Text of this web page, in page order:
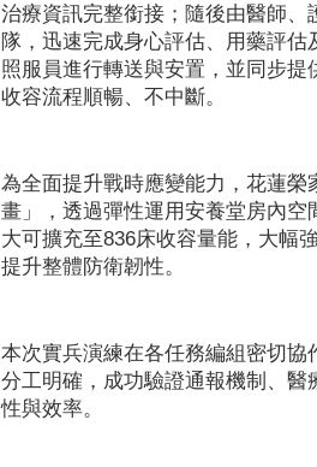
治療資訊完整銜接；隨後由醫師
隊，迅速完成身心評估、用藥評
照服員進行轉送與安置，並同步
收容流程順暢、不中斷。
為全面提升戰時應變能力，花蓮
畫」，透過彈性運用安養堂房內
大可擴充至836床收容量能，大幅
提升整體防衛韌性。
本次實兵演練在各任務編組密切
分工明確，成功驗證通報機制、
性與效率。